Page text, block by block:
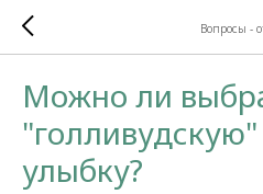
Вопросы -
Можно ли
улыбку?